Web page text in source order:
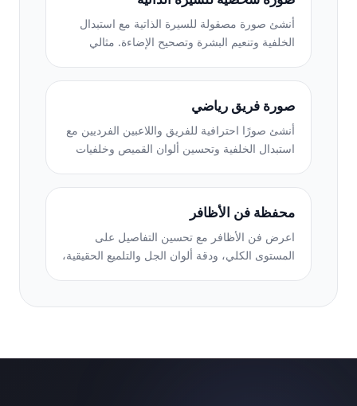
أنشئ صورة مصقولة للسيرة الذاتية مع استبدال
الخلفية وتنعيم البشرة وتصحيح الإضاءة. مثالي
صورة فريق رياضي
أنشئ صورًا احترافية للفريق واللاعبين الفرديين مع
استبدال الخلفية وتحسين ألوان القميص وخلفيات
محفظة فن الأظافر
اعرض فن الأظافر مع تحسين التفاصيل على
المستوى الكلي، ودقة ألوان الجل والتلميع الحقيقية،